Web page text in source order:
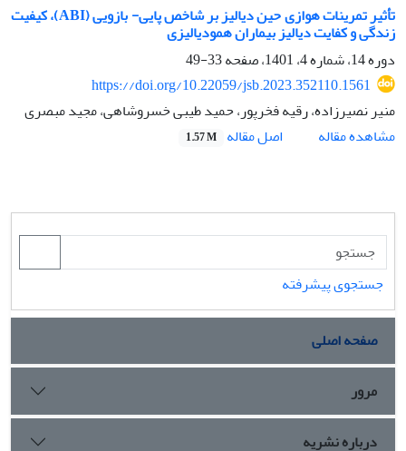
تأثیر تمرینات هوازی حین دیالیز بر شاخص پایی- بازویی (ABI)، کیفیت
زندگی و کفایت دیالیز بیماران همودیالیزی
دوره 14، شماره 4، 1401، صفحه
33-49
https://doi.org/10.22059/jsb.2023.352110.1561
منیر نصیرزاده، رقیه فخرپور، حمید طیبی خسروشاهی، مجید مبصری
مشاهده مقاله
اصل مقاله 1.57 M
جستجوی پیشرفته
صفحه اصلی
مرور
درباره نشریه